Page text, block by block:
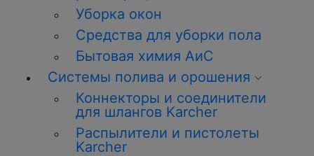
Уборка окон
Средства для уборки пола
Бытовая химия АиС
Системы полива и орошения
Коннекторы и соединители
для шлангов Karcher
Распылители и пистолеты
Karcher